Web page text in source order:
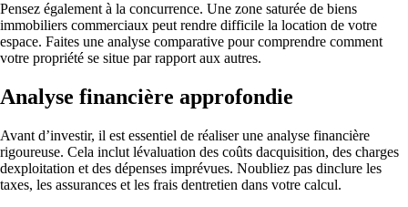
Pensez également à la concurrence. Une zone saturée de biens
immobiliers commerciaux peut rendre difficile la location de votre
espace. Faites une analyse comparative pour comprendre comment
votre propriété se situe par rapport aux autres.
Analyse financière approfondie
Avant d’investir, il est essentiel de réaliser une analyse financière
rigoureuse. Cela inclut lévaluation des coûts dacquisition, des charges
dexploitation et des dépenses imprévues. Noubliez pas dinclure les
taxes, les assurances et les frais dentretien dans votre calcul.